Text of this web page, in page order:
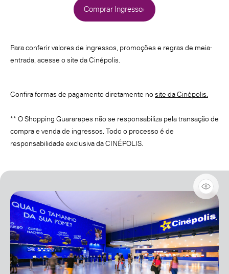
Comprar Ingresso
Para conferir valores de ingressos, promoções e regras de meia-
entrada, acesse o site da Cinépolis.
Confira formas de pagamento diretamente no site da Cinépolis.
** O Shopping Guararapes não se responsabiliza pela transação de
compra e venda de ingressos. Todo o processo é de
responsabilidade exclusiva da CINÉPOLIS.